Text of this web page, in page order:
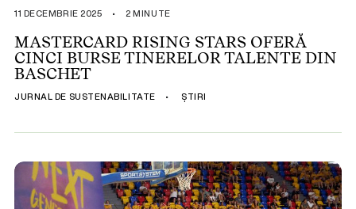
ȘTIRI
OPINII
ESG
COMPANII SUSTENABILE
11 DECEMBRIE 2025 • 2 MINUTE
MASTERCARD RISING STARS OFERĂ
CINCI BURSE TINERELOR TALENTE DIN
BASCHET
JURNAL DE SUSTENABILITATE • ȘTIRI